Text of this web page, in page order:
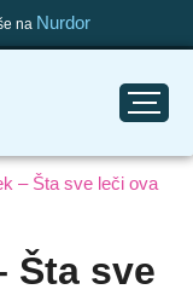
na Nurdor
– Šta sve leči ova
Šta sve